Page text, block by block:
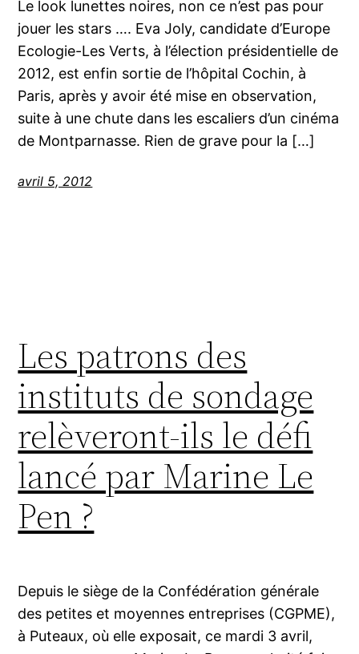
Le look lunettes noires, non ce n’est pas pour
jouer les stars …. Eva Joly, candidate d’Europe
Ecologie-Les Verts, à l’élection présidentielle de
2012, est enfin sortie de l’hôpital Cochin, à
Paris, après y avoir été mise en observation,
suite à une chute dans les escaliers d’un cinéma
de Montparnasse. Rien de grave pour la […]
avril 5, 2012
Les patrons des
instituts de sondage
relèveront-ils le défi
lancé par Marine Le
Pen ?
Depuis le siège de la Confédération générale
des petites et moyennes entreprises (CGPME),
à Puteaux, où elle exposait, ce mardi 3 avril,